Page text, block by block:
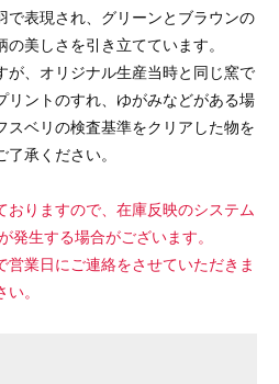
で表現され、グリーンとブラウンの
美しさを引き立てています。
、オリジナル生産当時と同じ窯で
リントのすれ、ゆがみなどがある場
スベリの検査基準をクリアした物を
承ください。
りますので、在庫反映のシステム
発生する場合がございます。
営業日にご連絡をさせていただきま
。